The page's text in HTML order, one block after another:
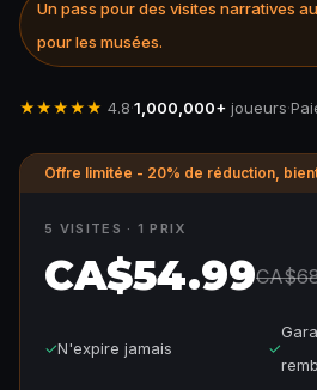
Un pass pour des visites narratives
pour les musées.
★★★★★ 4.8·1,000,000+ joueurs·
Offre limitée - 20% de réduction,
5 VISITES · 1 PRIX
CA$54.99
✓N'expire jamais ✓